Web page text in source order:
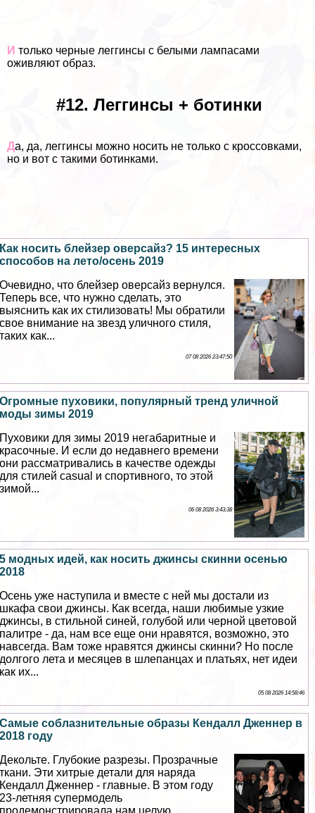
И только черные леггинсы с белыми лампасами
оживляют образ.
#12. Леггинсы + ботинки
Да, да, леггинсы можно носить не только с кроссовками,
но и вот с такими ботинками.
Как носить блейзер оверсайз? 15 интересных
способов на лето/осень 2019
Очевидно, что блейзер оверсайз вернулся.
Теперь все, что нужно сделать, это
выяснить как их стилизовать! Мы обратили
свое внимание на звезд уличного стиля,
таких как...
07 08 2026 23:47:50
Огромные пуховики, популярный тренд уличной
моды зимы 2019
Пуховики для зимы 2019 негабаритные и
красочные. И если до недавнего времени
они рассматривались в качестве одежды
для стилей casual и спортивного, то этой
зимой...
06 08 2026 3:43:38
5 модных идей, как носить джинсы скинни осенью
2018
Осень уже наступила и вместе с ней мы достали из
шкафа свои джинсы. Как всегда, наши любимые узкие
джинсы, в стильной синей, гoлyбой или черной цветовой
палитре - да, нам все еще они нравятся, возможно, это
навсегда. Вам тоже нравятся джинсы скинни? Но после
долгого лета и месяцев в шлепанцах и платьях, нет идеи
как их...
05 08 2026 14:58:46
Самые coблaзнительные образы Кендалл Дженнер в
2018 году
Декольте. Глубокие разрезы. Прозрачные
ткани. Эти хитрые детали для наряда
Кендалл Дженнер - главные. В этом году
23-летняя супермодель